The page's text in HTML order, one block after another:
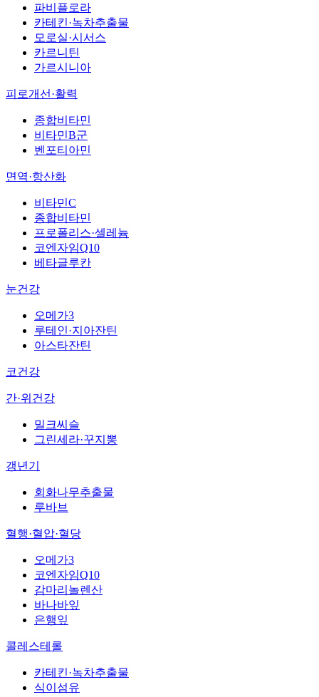
파비플로라
카테킨·녹차추출물
모로실·시서스
카르니틴
가르시니아
피로개선·활력
종합비타민
비타민B군
벤포티아민
면역·항산화
비타민C
종합비타민
프로폴리스·셀레늄
코엔자임Q10
베타글루칸
눈건강
오메가3
루테인·지아잔틴
아스타잔틴
코건강
간·위건강
밀크씨슬
그린세라·꾸지뽕
갱년기
회화나무추출물
루바브
혈행·혈압·혈당
오메가3
코엔자임Q10
감마리놀렌산
바나바잎
은행잎
콜레스테롤
카테킨·녹차추출물
식이섬유